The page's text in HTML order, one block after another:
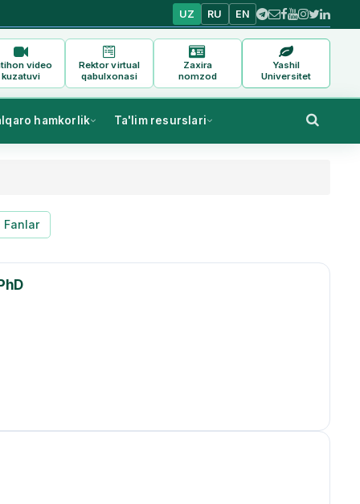
UZ RU EN
video
kuzatuvi
Rektor virtual
qabulxonasi
Zaxira
nomzod
Yashil
Universitet
hamkorlik Ta'lim resurslari
Fanlar